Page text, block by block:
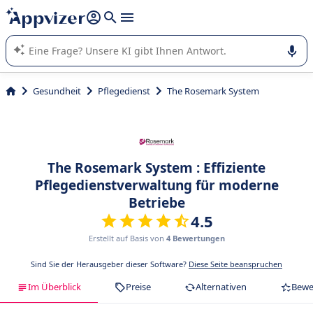
beantworten (mehrere Zeilen mit
Die KI von Appvizer führt Sie bei der Nutzung oder Auswahl
von SaaS-Software in Unternehmen.
Gesundheit Pflegedienst The Rosemark System
The Rosemark System : Effiziente
Pflegedienstverwaltung für moderne
Betriebe
4.5
Erstellt auf Basis von 4 Bewertungen
Sind Sie der Herausgeber dieser Software? Diese Seite beanspruchen
Im Überblick Preise Alternativen